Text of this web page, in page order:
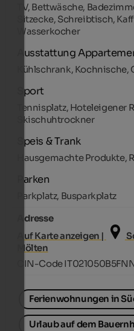
TV, Bettwäsche,
Sitzecke, Schreibtisch,
Wasserkocher
Ausstattung
Kühlschrank, Kochnische,
Sport
Tennisplatz, Hoteleigener
Skischuhtrockner
Speis & Trank
Hausgemachte Produkte,
Parken
Parkplatz, Busparkplatz
Adresse
Auf Karte anzeigen |
Mölten
CIN-Code
Ferienwohnungen in
Urlaub auf dem